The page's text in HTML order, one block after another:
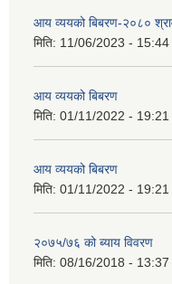
आय व्ययको बिबरण-२०८०
मिति: 11/06/2023 - 15:44
आय व्ययको बिबरण
मिति: 01/11/2022 - 19:21
आय व्ययको बिबरण
मिति: 01/11/2022 - 19:21
२०७५/७६ को ब्याय विवरण
मिति: 08/16/2018 - 13:37